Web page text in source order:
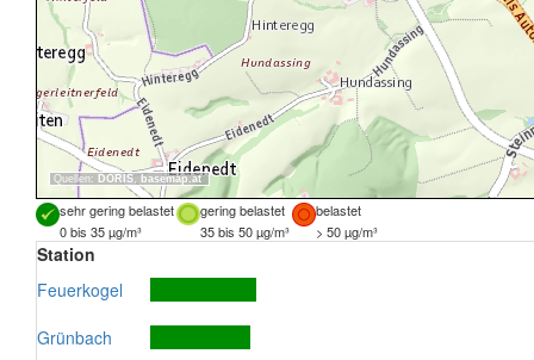
Quellen: DORIS, basemap.at
sehr gering belastet gering belastet
belastet
0 bis 35 µg/m³
35 bis 50 µg/m³ > 50 µg/m³
Station
Feuerkogel
Grünbach